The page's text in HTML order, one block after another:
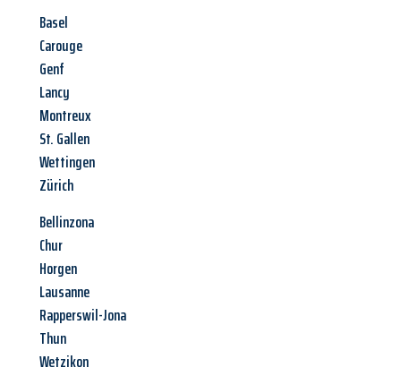
Basel
Carouge
Genf
Lancy
Montreux
St. Gallen
Wettingen
Zürich
Bellinzona
Chur
Horgen
Lausanne
Rapperswil-Jona
Thun
Wetzikon